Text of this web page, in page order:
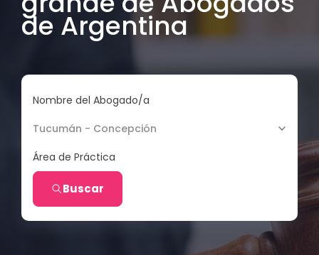
de Argentina
Nombre del Abogado/a
Tucumán - Concepción
Área de Práctica
Buscar